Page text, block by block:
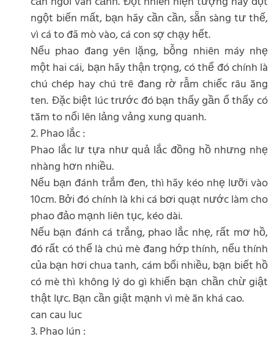
ngột biến mất, bạn hãy cần cần, sẵn sàng tư thế,
vì cá to đã mò vào, cá con sợ chạy hết.
Nếu phao đang yên lặng, bỗng nhiên máy nhẹ
một hai cái, bạn hãy thận trọng, có thể đó chính là
chú chép hay chú trê đang rờ rẫm chiếc râu ăng
ten. Đặc biệt lúc trước đó bạn thấy gần ổ thấy có
tăm to nổi lên lảng vảng xung quanh.
2. Phao lắc :
Phao lắc lư tựa như quả lắc đồng hồ nhưng nhẹ
nhàng hơn nhiều.
Nếu bạn đánh trắm đen, thì hãy kéo nhẹ lưỡi vào
10cm. Bởi đó chính là khi cá bơi quạt nước làm cho
phao đảo mạnh liên tục, kéo dài.
Nếu bạn đánh cá trắng, phao lắc nhẹ, rất mơ hồ,
đó rất có thể là chú mè đang hớp thính, nếu thính
của bạn hơi chua tanh, cám bổi nhiều, bạn biết hồ
có mè thì không lý do gì khiến bạn chần chừ giật
thật lực. Bạn cần giật mạnh vì mè ăn khá cao.
can cau luc
3. Phao lún :